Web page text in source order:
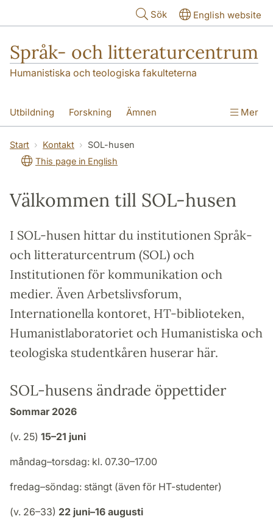
Sök English website
Språk- och litteraturcentrum
Humanistiska och teologiska fakulteterna
Utbildning Forskning Ämnen
SOL-husen Kontakt
översättning till svenska
Mer
Start Kontakt
SOL-husen
This page in English
Välkommen till SOL-husen
I SOL-husen hittar du institutionen Språk-
och litteraturcentrum (SOL) och
Institutionen för kommunikation och
medier. Även Arbetslivsforum,
Internationella kontoret, HT-biblioteken,
Humanistlaboratoriet och Humanistiska och
teologiska studentkåren huserar här.
SOL-husens ändrade öppettider
Sommar 2026
(v. 25) 15–21 juni
måndag–torsdag: kl. 07.30–17.00
fredag–söndag: stängt (även för HT-studenter)
(v. 26–33) 22 juni–16 augusti